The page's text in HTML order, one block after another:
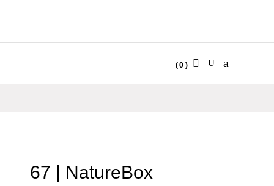
(0)
67 | NatureBox